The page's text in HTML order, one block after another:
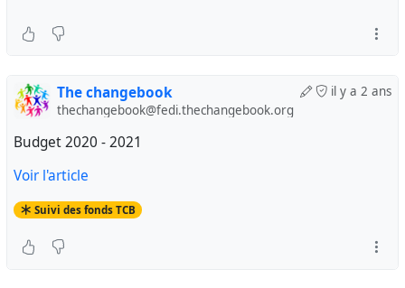
il y a 2 ans
The changebook
thechangebook@fedi.thechangebook.org
Budget 2020 - 2021
Voir l'article
Suivi des fonds TCB